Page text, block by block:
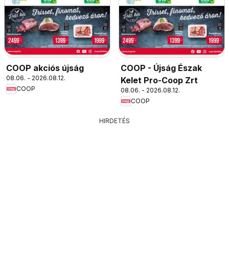
COOP akciós újság
08.06. - 2026.08.12.
COOP
COOP - Újság Észak
Kelet Pro-Coop Zrt
08.06. - 2026.08.12.
COOP
HIRDETÉS